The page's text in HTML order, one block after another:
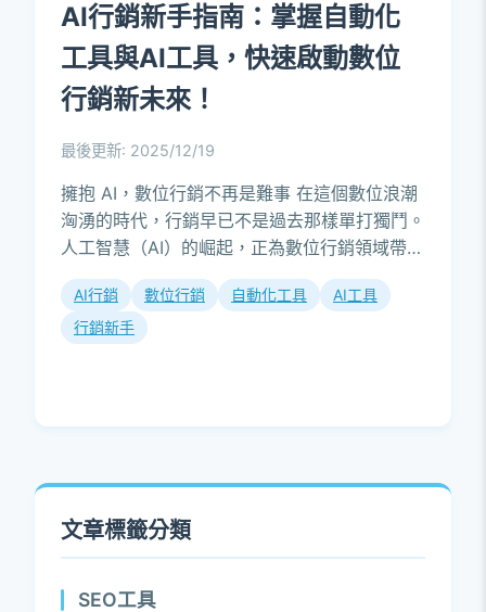
AI行銷新手指南：掌握自動化
工具與AI工具，快速啟動數位
行銷新未來！
最後更新: 2025/12/19
擁抱 AI，數位行銷不再是難事 在這個數位浪潮
洶湧的時代，行銷早已不是過去那樣單打獨鬥。
人工智慧（AI）的崛起，正為數位行銷領域帶來
革命性的變化，尤其對於剛踏入這個領域的新手
來說，AI...
AI行銷 數位行銷 自動化工具
AI工具
行銷新手
文章標籤分類
SEO工具